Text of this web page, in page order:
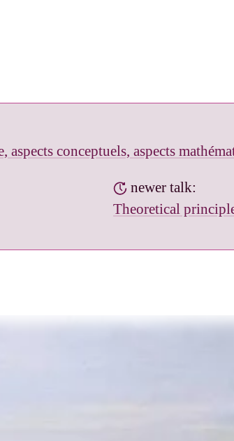
conceptuels, aspects
newer talk:
Theoretical